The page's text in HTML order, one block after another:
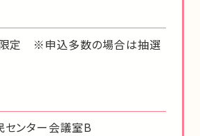
限定 ※申込多数の場合は抽選
ンター会議室B